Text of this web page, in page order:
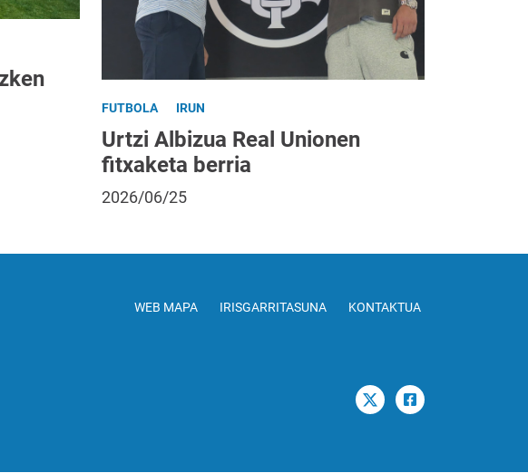
FUTBOLA IRUN
Urtzi Albizua Real Unionen
fitxaketa berria
2026/06/25
WEB MAPA IRISGARRITASUNA KONTAKTUA